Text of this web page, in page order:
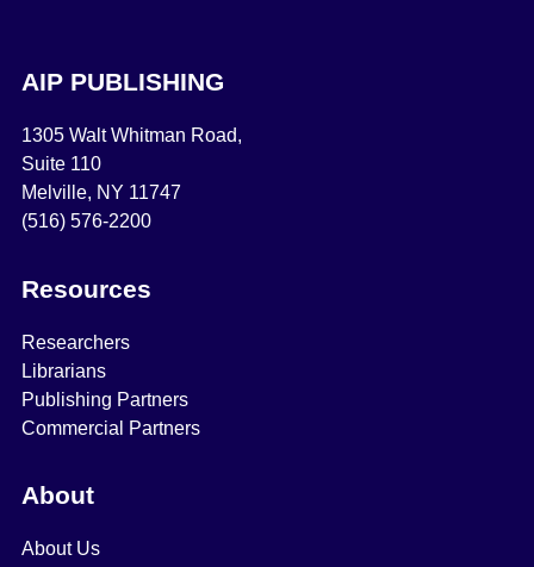
AIP PUBLISHING
1305 Walt Whitman Road,
Suite 110
Melville, NY 11747
(516) 576-2200
Resources
Researchers
Librarians
Publishing Partners
Commercial Partners
About
About Us